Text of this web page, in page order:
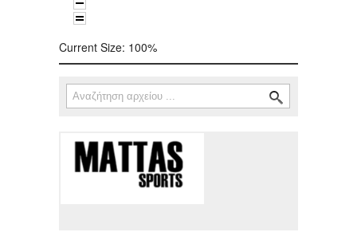
Current Size: 100%
Φόρμα αναζήτησης
Αναζήτηση